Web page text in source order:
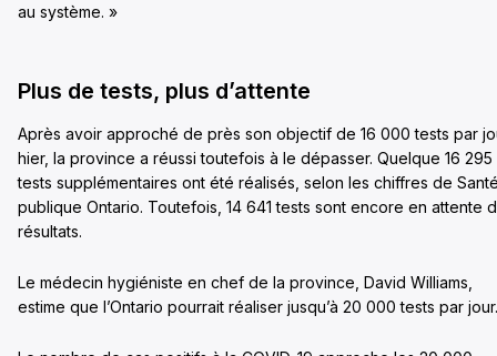
au système. »
Plus de tests, plus d’attente
Après avoir approché de près son objectif de 16 000 tests par
hier, la province a réussi toutefois à le dépasser. Quelque 16 295
tests supplémentaires ont été réalisés, selon les chiffres de
publique Ontario. Toutefois, 14 641 tests sont encore en attente
résultats.
Le médecin hygiéniste en chef de la province, David Williams,
estime que l’Ontario pourrait réaliser jusqu’à 20 000 tests par jour.